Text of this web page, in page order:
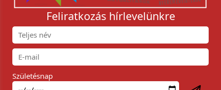
Feliratkozás hírlevelünkre
Születésnap